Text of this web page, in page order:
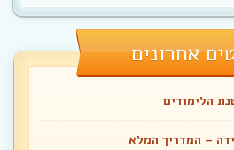
אחרונים
הלימודים
– המדריך המלא